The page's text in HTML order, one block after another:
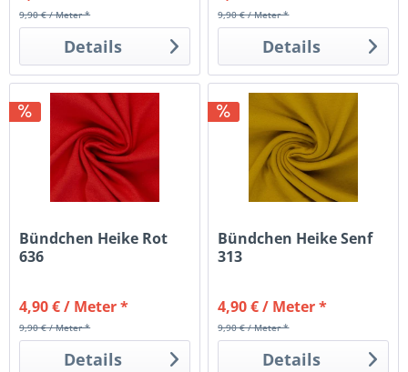
9,90 € / Meter *
Details
9,90 € / Meter *
Details
Bündchen Heike Rot
636
4,90 € / Meter *
9,90 € / Meter *
Details
Bündchen Heike Senf
313
4,90 € / Meter *
9,90 € / Meter *
Details